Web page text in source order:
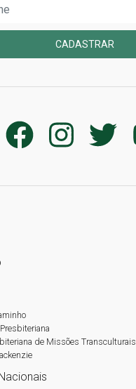
CADASTRAR
de Missões Transculturais